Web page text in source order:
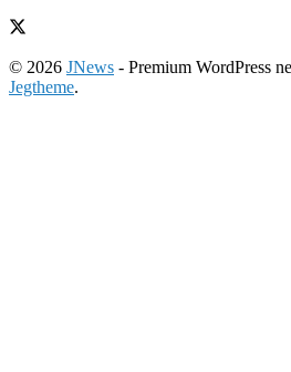
© 2026 JNews - Premium WordPress
Jegtheme.